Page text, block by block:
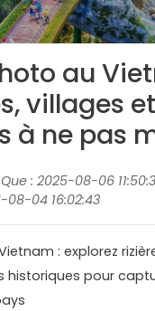
au
villages et
à ne pas
: 2025-08-06
08-04 16:02:43
: explorez
historiques pour